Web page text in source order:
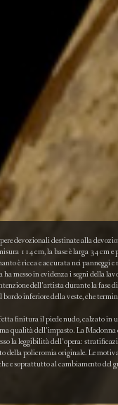
devozionali destinate alla
114 cm, la base è larga 34 cm
è ricca e accurata nei panneggi
messo in evidenza i segni della
dell’artista durante la fase
bordo inferiore della veste, che
finitura il piede nudo, calzato in
qualità dell’impasto. La
la leggibilità dell’opera:
della policromia originale. Le
e soprattutto al cambiamento del